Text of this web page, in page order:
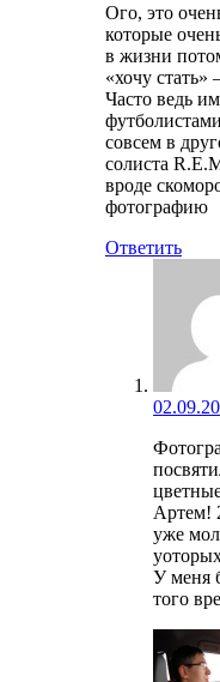
Ого, это
которые
в жизни
«хочу стать»
Часто ведь
совсем в
солиста
вроде
фотографию
Ответить
Артем!
уже
У меня
того